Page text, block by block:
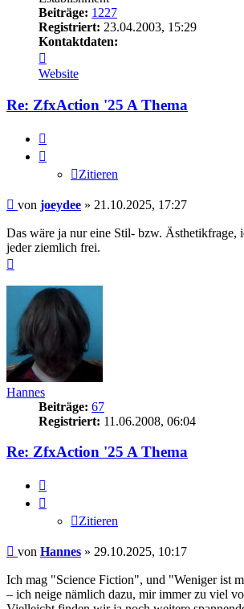
Beiträge: 1227
Registriert: 23.04.2003, 15:29
Kontaktdaten:
von
joeydee
Website
Re: ZfxAction '25 A Thema
Zitieren
Beitrag
von joeydee » 21.10.2025, 17:27
Das wäre ja nur eine Stil- bzw. Ästhetikfrage,
jeder ziemlich frei.
Hannes
Beiträge: 67
Registriert: 11.06.2008, 06:04
Re: ZfxAction '25 A Thema
Zitieren
Beitrag
von Hannes » 29.10.2025, 10:17
Ich mag "Science Fiction", und "Weniger ist
– ich neige nämlich dazu, mir immer zu viel